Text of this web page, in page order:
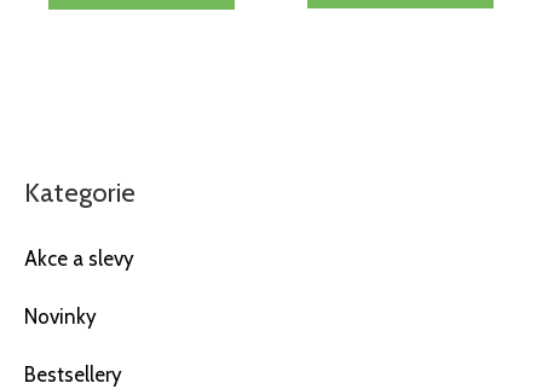
Kategorie
Akce a slevy
Novinky
Bestsellery